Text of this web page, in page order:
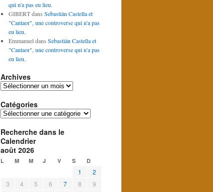
qui n'a pas eu lieu.
GIBERTdans Sebastián Castella et
"Cantaor", une controverse qui n'a pas
eu lieu.
Emmanueldans Sebastián Castella et
"Cantaor", une controverse qui n'a pas
eu lieu.
Archives
Archives
Catégories
Catégories
Recherche dans le
Calendrier
août 2026
L M M J V S D
1
2
3
4 5 6 7 8
9